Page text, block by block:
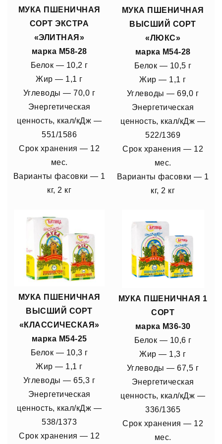
МУКА ПШЕНИЧНАЯ
СОРТ ЭКСТРА
«ЭЛИТНАЯ»
марка М58-28
Белок — 10,2 г
Жир — 1,1 г
Углеводы — 70,0 г
Энергетическая
ценность, ккал/кДж —
551/1586
Срок xранения — 12
мес.
Варианты фасовки — 1
кг, 2 кг
МУКА ПШЕНИЧНАЯ
ВЫСШИЙ СОРТ
«ЛЮКС»
марка М54-28
Белок — 10,5 г
Жир — 1,1 г
Углеводы — 69,0 г
Энергетическая
ценность, ккал/кДж —
522/1369
Срок xранения — 12
мес.
Варианты фасовки — 1
кг, 2 кг
МУКА ПШЕНИЧНАЯ
ВЫСШИЙ СОРТ
«КЛАССИЧЕСКАЯ»
марка М54-25
Белок — 10,3 г
Жир — 1,1 г
Углеводы — 65,3 г
Энергетическая
ценность, ккал/кДж —
538/1373
Срок xранения — 12
МУКА ПШЕНИЧНАЯ 1
СОРТ
марка М36-30
Белок — 10,6 г
Жир — 1,3 г
Углеводы — 67,5 г
Энергетическая
ценность, ккал/кДж —
336/1365
Срок xранения — 12
мес.